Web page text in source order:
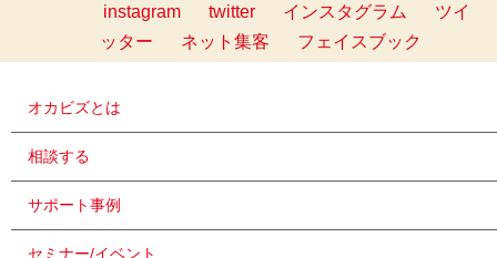
instagram
twitter インスタグラム
ツイ
ッター
ネット集客 フェイスブック
オカビズとは
相談する
サポート事例
セミナー/イベント